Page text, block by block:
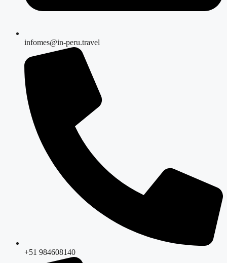
infomes@in-peru.travel
+51 984608140